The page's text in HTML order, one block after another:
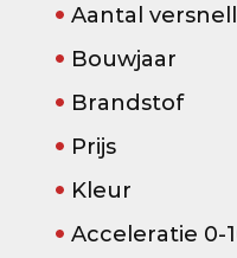
Aantal
Bouwjaar
Brandstof
Prijs
Kleur
Acceleratie 0-